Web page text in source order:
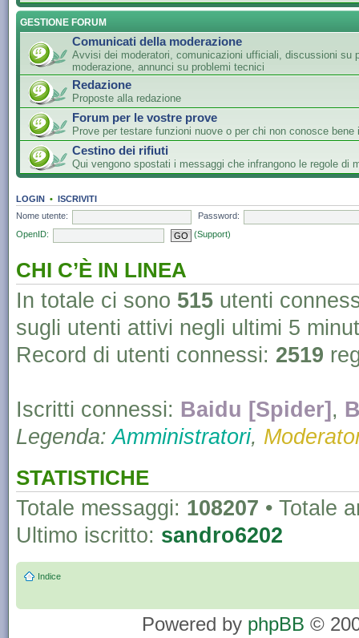
GESTIONE FORUM
Comunicati della moderazione
Avvisi dei moderatori, comunicazioni ufficiali, discussioni su
moderazione, annunci su problemi tecnici
Redazione
Proposte alla redazione
Forum per le vostre prove
Prove per testare funzioni nuove o per chi non conosce bene
Cestino dei rifiuti
Qui vengono spostati i messaggi che infrangono le regole di
LOGIN • ISCRIVITI
Nome utente:
Password:
OpenID:
(Support)
CHI C’È IN LINEA
In totale ci sono 515 utenti
sugli utenti attivi negli ultimi 5
Record di utenti connessi: 2519
Iscritti connessi: Baidu [Spider] ,
Legenda:Amministratori,
STATISTICHE
Totale messaggi: 108207 • Totale
Ultimo iscritto: sandro6202
Indice
Powered by phpBB ©